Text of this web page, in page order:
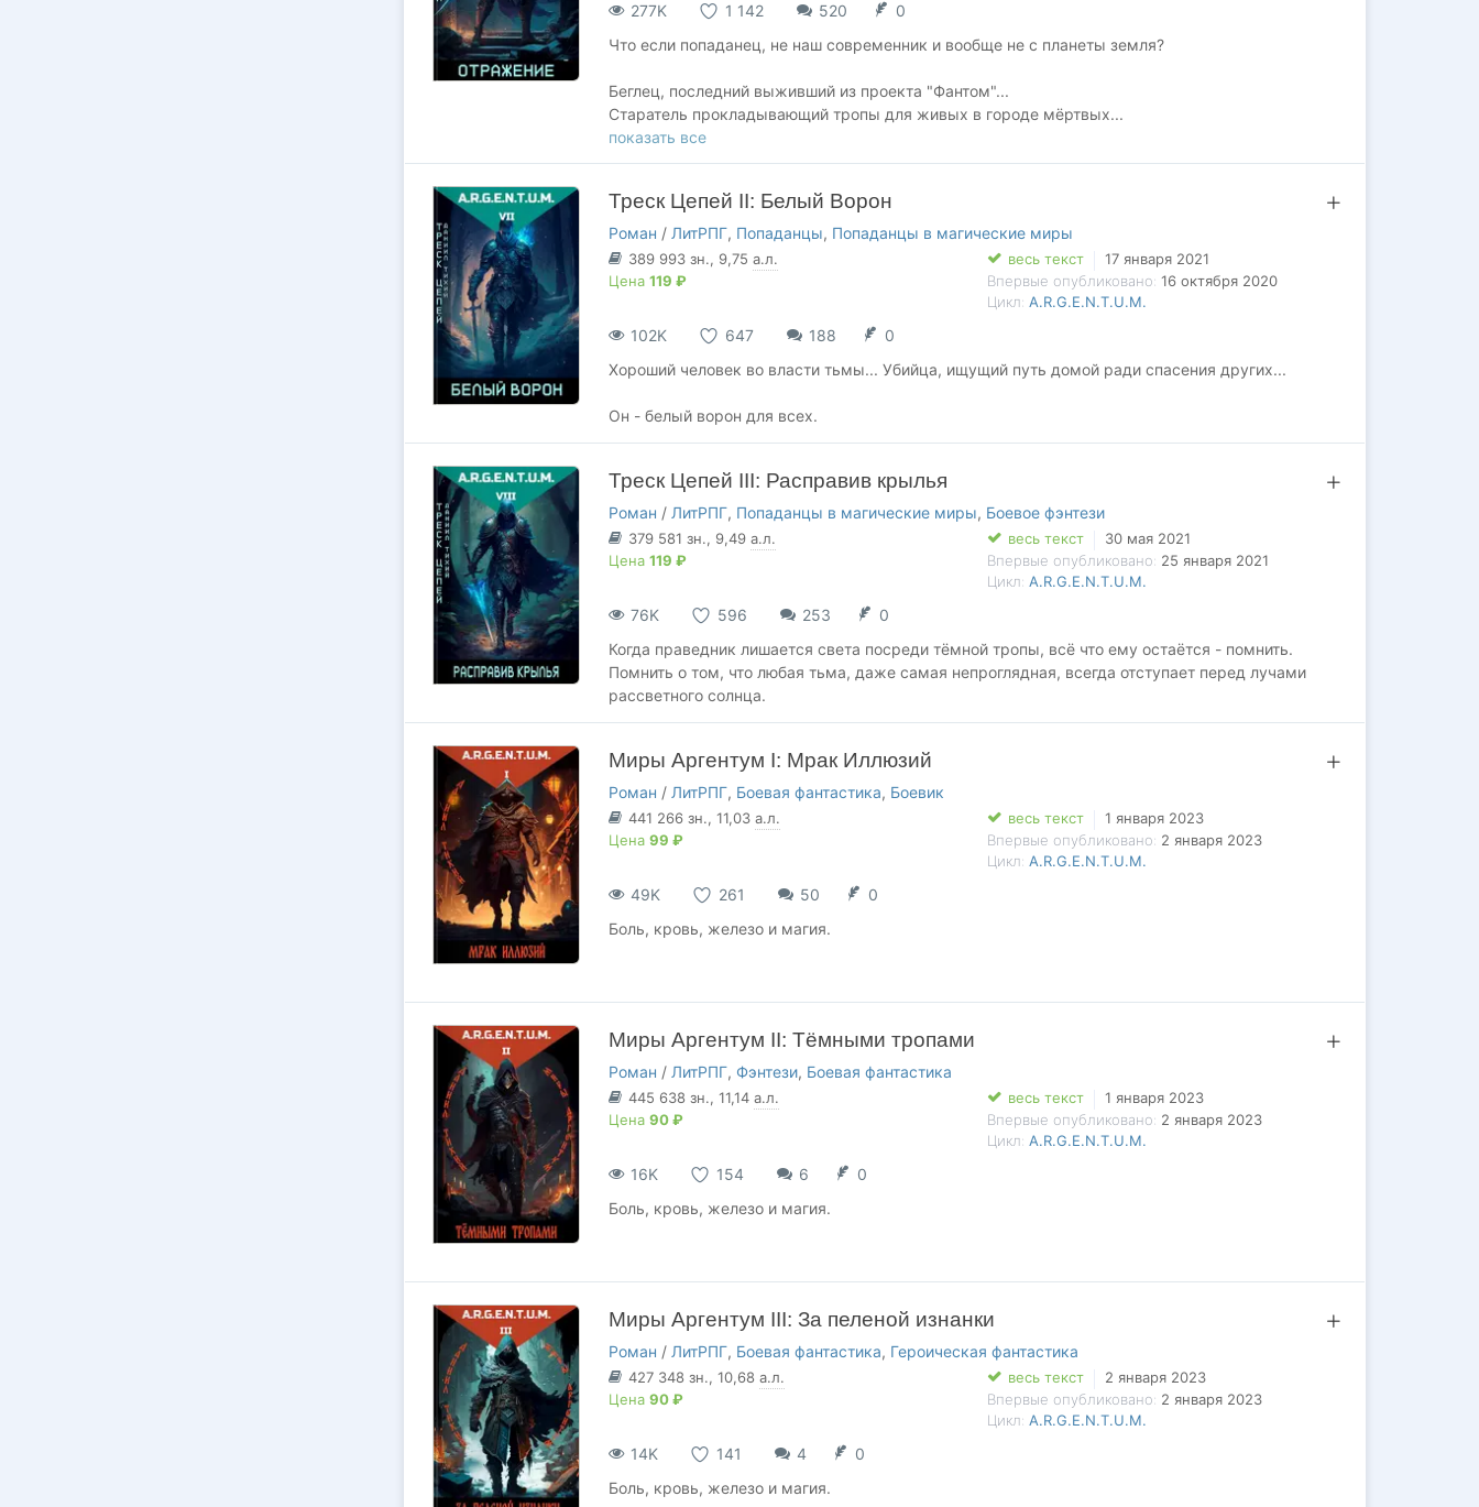
277K 1 142 520
0
Что если попаданец, не наш современник и вообще не с планеты земля?
Беглец, последний выживший из проекта "Фантом"...
Старатель прокладывающий тропы для живых в городе мёртвых...
Человек из 25 века, привыкший выживать на руинах разбитой планеты, и во время побега
попавший в древний мир-отражение. Столь далёкий от мира-оригинала, что обратного пути не
показать все
Треск Цепей II: Белый Ворон
Роман / ЛитРПГ, Попаданцы, Попаданцы в магические миры
389 993 зн., 9,75 а.л.
Цена 119 ₽
весь текст
17 января 2021
Впервые опубликовано: 16 октября 2020
Цикл: A.R.G.E.N.T.U.M.
102K 647 188
0
Хороший человек во власти тьмы... Убийца, ищущий путь домой ради спасения других...
Он - белый ворон для всех.
Треск Цепей III: Расправив крылья
Роман / ЛитРПГ, Попаданцы в магические миры, Боевое фэнтези
379 581 зн., 9,49 а.л.
Цена 119 ₽
весь текст
30 мая 2021
Впервые опубликовано: 25 января 2021
Цикл: A.R.G.E.N.T.U.M.
76K 596 253
0
Когда праведник лишается света посреди тёмной тропы, всё что ему остаётся - помнить.
Помнить о том, что любая тьма, даже самая непроглядная, всегда отступает перед лучами
рассветного солнца.
Миры Аргентум I: Мрак Иллюзий
Роман / ЛитРПГ, Боевая фантастика, Боевик
441 266 зн., 11,03 а.л.
Цена 99 ₽
весь текст
1 января 2023
Впервые опубликовано: 2 января 2023
Цикл: A.R.G.E.N.T.U.M.
49K 261 50
0
Боль, кровь, железо и магия.
Миры Аргентум II: Тёмными тропами
Роман / ЛитРПГ, Фэнтези, Боевая фантастика
445 638 зн., 11,14 а.л.
Цена 90 ₽
весь текст
1 января 2023
Впервые опубликовано: 2 января 2023
Цикл: A.R.G.E.N.T.U.M.
16K 154 6
0
Боль, кровь, железо и магия.
Миры Аргентум III: За пеленой изнанки
Роман / ЛитРПГ, Боевая фантастика, Героическая фантастика
427 348 зн., 10,68 а.л.
Цена 90 ₽
весь текст
2 января 2023
Впервые опубликовано: 2 января 2023
Цикл: A.R.G.E.N.T.U.M.
14K 141 4
0
Боль, кровь, железо и магия.